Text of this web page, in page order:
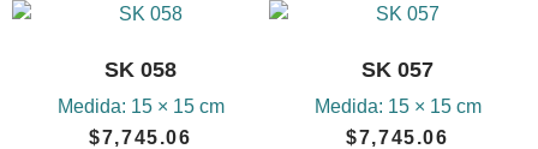
SK 058
Medida: 15 × 15 cm
$7,745.06
SK 057
Medida: 15 × 15 cm
$7,745.06